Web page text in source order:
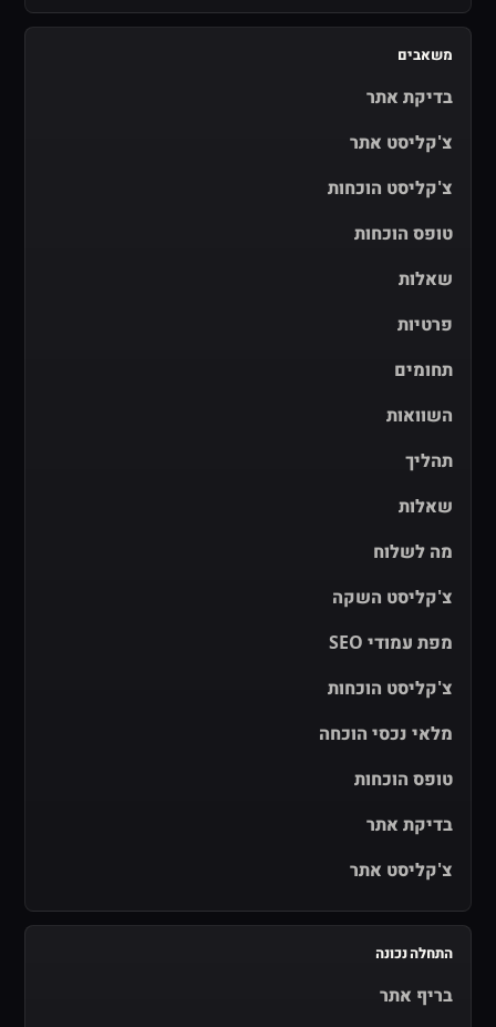
משאבים
בדיקת אתר
צ'קליסט אתר
צ'קליסט הוכחות
טופס הוכחות
שאלות
פרטיות
תחומים
השוואות
תהליך
שאלות
מה לשלוח
צ'קליסט השקה
מפת עמודי SEO
צ'קליסט הוכחות
מלאי נכסי הוכחה
טופס הוכחות
בדיקת אתר
צ'קליסט אתר
התחלה נכונה
בריף אתר